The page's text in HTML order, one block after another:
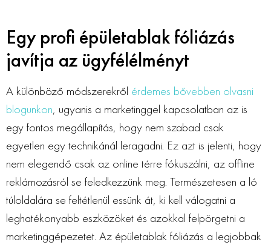
Egy profi épületablak fóliázás
javítja az ügyfélélményt
A különböző módszerekről érdemes bővebben olvasni
blogunkon, ugyanis a marketinggel kapcsolatban az is
egy fontos megállapítás, hogy nem szabad csak
egyetlen egy technikánál leragadni. Ez azt is jelenti, hogy
nem elegendő csak az online térre fókuszálni, az offline
reklámozásról se feledkezzünk meg. Természetesen a ló
túloldalára se feltétlenül essünk át, ki kell válogatni a
leghatékonyabb eszközöket és azokkal felpörgetni a
marketinggépezetet. Az épületablak fóliázás a legjobbak